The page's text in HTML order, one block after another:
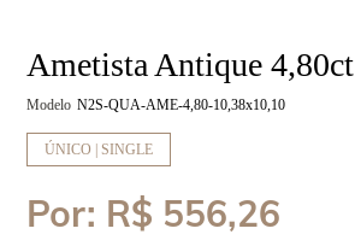
Ametista Antique 4,80ct
Modelo N2S-QUA-AME-4,80-10,38x10,10
ÚNICO | SINGLE
Por: R$ 556,26